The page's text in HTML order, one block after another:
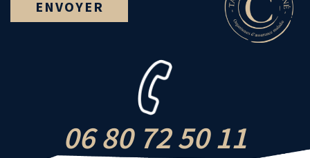
06 80 72 50 11